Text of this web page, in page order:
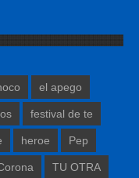
el apego
festival de te
heroe Pep
TU OTRA